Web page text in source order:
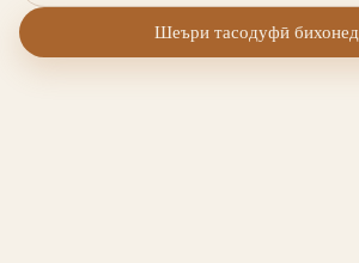
Шеъри тасодуфӣ бихонед